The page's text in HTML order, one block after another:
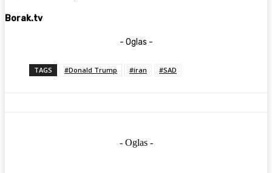
Borak.tv
- Oglas -
TAGS #Donald Trump #iran #SAD
- Oglas -